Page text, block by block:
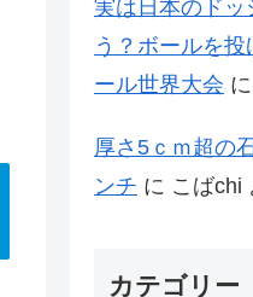
実は日本のドッ
う？ボールを
ール世界大会 に
厚さ5ｃｍ超の
ンチ に こばchi
カテゴリー